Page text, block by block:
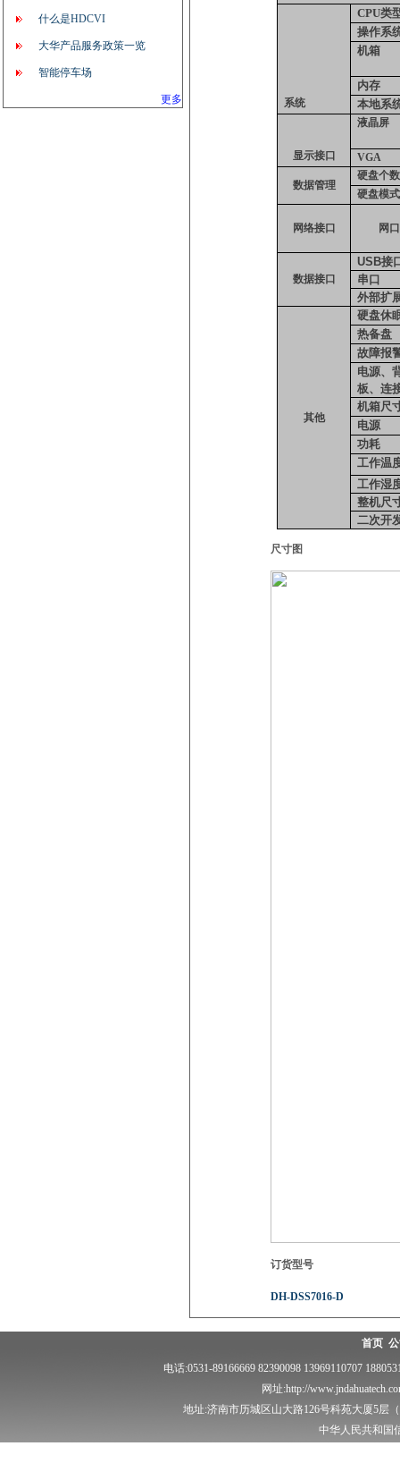
什么是HDCVI
大华产品服务政策一览
智能停车场
更多 系统
CPU类
操作系
机箱
内存
本地系
显示接口
液晶屏
VGA
数据管理
硬盘个数
硬盘模式
网络接口 网
数据接口
USB接
串口
外部扩
其他
硬盘休
热备盘
故障报
电源、
板、连
机箱尺
电源
功耗
工作温
工作湿
整机尺
二次开
尺寸图
订货型号
DH-DSS7016-D
首页
电话:0531-89166669 82390098 13969110707
网址:http://
地址:济南市历城区山大路126号科苑大厦5层
中华人民共和国